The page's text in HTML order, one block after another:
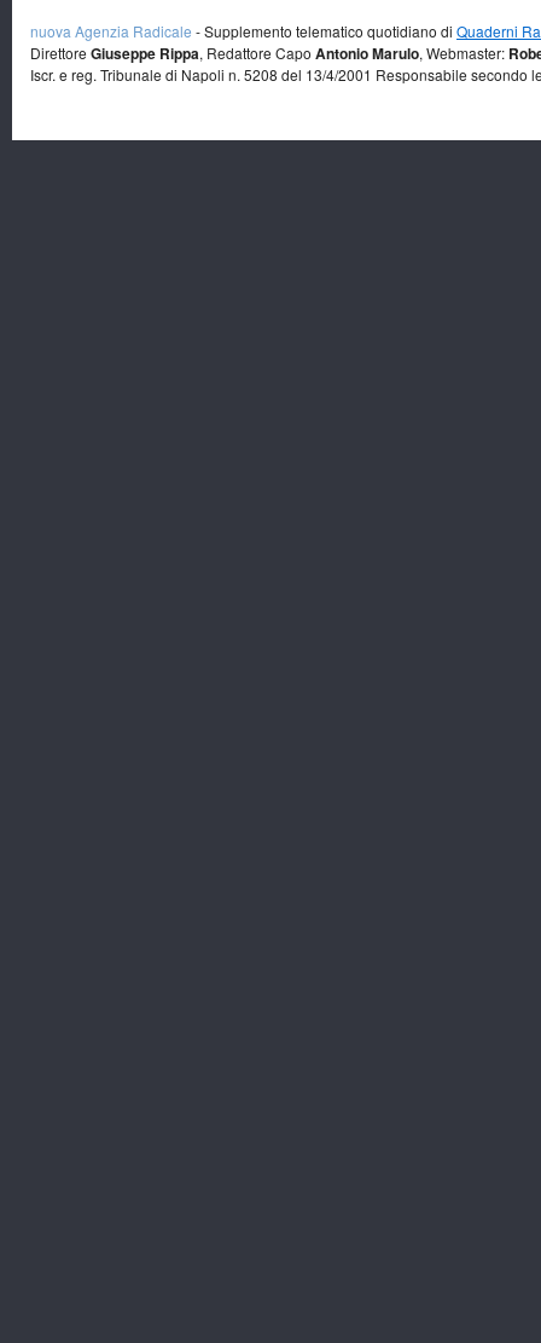
nuova Agenzia Radicale - Supplemento telematico quotidiano di Quaderni
Direttore Giuseppe Rippa, Redattore Capo Antonio Marulo, Webmaster:
Iscr. e reg. Tribunale di Napoli n. 5208 del 13/4/2001 Responsabile secondo